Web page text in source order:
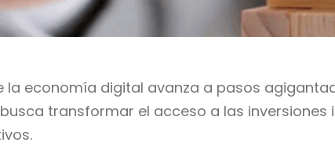
la economía digital avanza a pasos
transformar el acceso a las